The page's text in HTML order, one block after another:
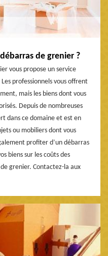
de grenier ?
vous propose un service
professionnels vous offrent
mais les biens dont vous
Depuis de nombreuses
dans ce domaine et est en
ou mobiliers dont vous
profiter d’un débarras
biens sur les coûts des
grenier. Contactez-la aux